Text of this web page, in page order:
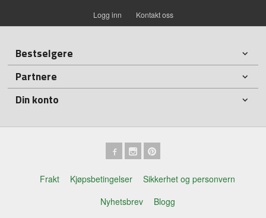
Logg inn Kontakt oss
Bestselgere
Partnere
Din konto
Frakt Kjøpsbetingelser
Sikkerhet og personvern
Nyhetsbrev
Blogg